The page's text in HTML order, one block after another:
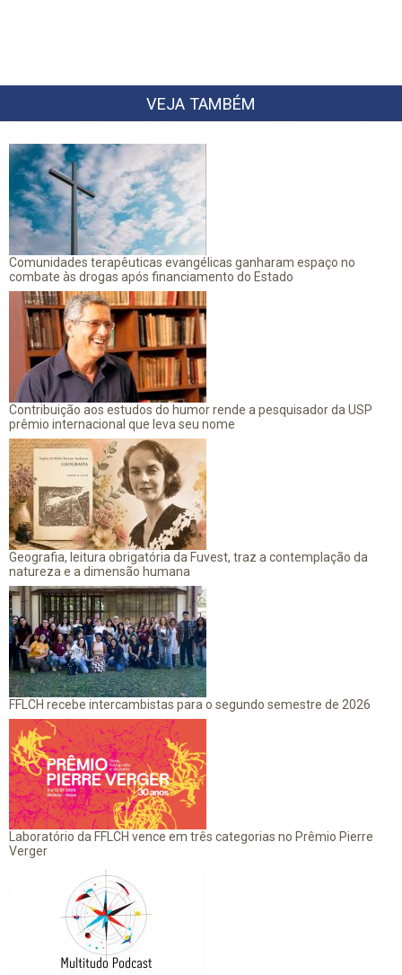
VEJA TAMBÉM
Comunidades terapêuticas evangélicas ganharam espaço no
combate às drogas após financiamento do Estado
Contribuição aos estudos do humor rende a pesquisador da USP
prêmio internacional que leva seu nome
Geografia, leitura obrigatória da Fuvest, traz a contemplação da
natureza e a dimensão humana
FFLCH recebe intercambistas para o segundo semestre de 2026
Laboratório da FFLCH vence em três categorias no Prêmio Pierre
Verger